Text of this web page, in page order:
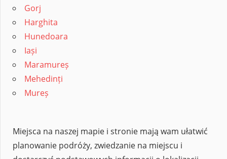
Gorj
Harghita
Hunedoara
Iași
Maramureș
Mehedinți
Mureș
Miejsca na naszej mapie i stronie mają wam ułatwić
planowanie podróży, zwiedzanie na miejscu i